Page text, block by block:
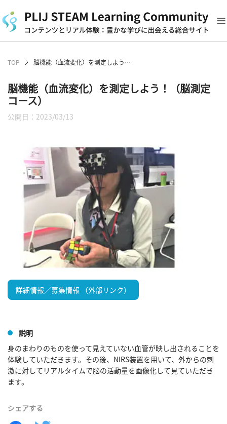
TOP 脳機能（血流変化）を測定しよう！（脳測定コース）
脳機能（血流変化）を測定しよう！（脳測定
コース）
公開日：2023/03/13
詳細情報／募集情報 （外部リンク）
説明
身のまわりのものを使って見えていない血管が映し出されることを
体験していただきます。その後、NIRS装置を用いて、外からの刺
激に対してリアルタイムで脳の活動量を画像化して見ていただき
ます。
シェアする